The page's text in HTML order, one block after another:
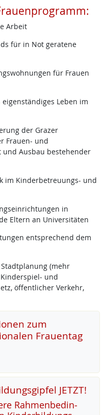
Arbeit
für in Not geratene
für Frauen
Leben im
der Grazer
Frauen- und
Ausbau bestehender
im Kinderbetreuungs- und
in
Eltern an Universitäten
entsprechend dem
(mehr
und
öffentlicher Verkehr,
zum
Frauentag
JETZT!
Rah­men­be­din­